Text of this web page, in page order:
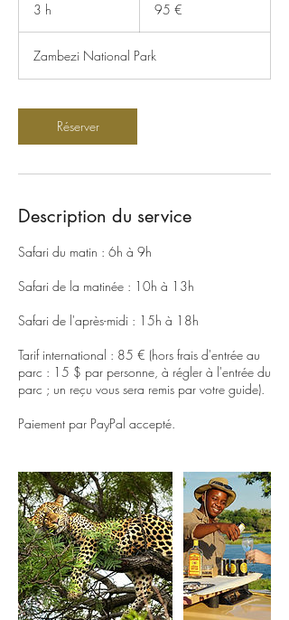
3 h 95 €
Zambezi National Park
Réserver
Description du service
Safari du matin : 6h à 9h
Safari de la matinée : 10h à 13h
Safari de l'après-midi : 15h à 18h
Tarif international : 85 € (hors frais d'entrée au
parc : 15 $ par personne, à régler à l'entrée du
parc ; un reçu vous sera remis par votre guide).
Paiement par PayPal accepté.